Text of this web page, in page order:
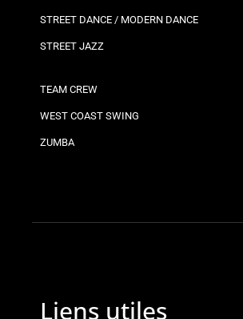
STREET DANCE / MODERN DANCE
STREET JAZZ
TEAM CREW
WEST COAST SWING
ZUMBA
Liens utiles